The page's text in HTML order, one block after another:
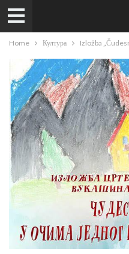
Home Култура Izložba